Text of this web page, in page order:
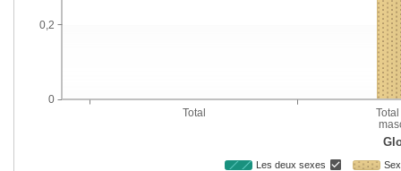
0
0,2
Total
Les deux sexes